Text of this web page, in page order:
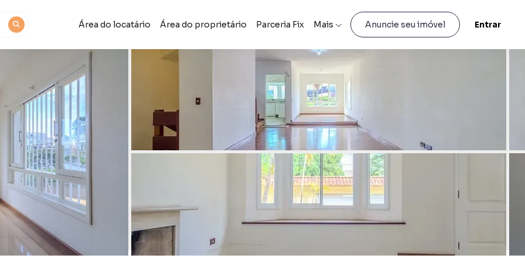
Área do locatário Área do proprietário Parceria Fix Mais Anuncie seu imóvel Entrar